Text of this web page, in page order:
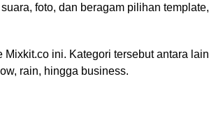
foto, dan beragam pilihan template,
ini. Kategori tersebut antara lain
rain, hingga business.